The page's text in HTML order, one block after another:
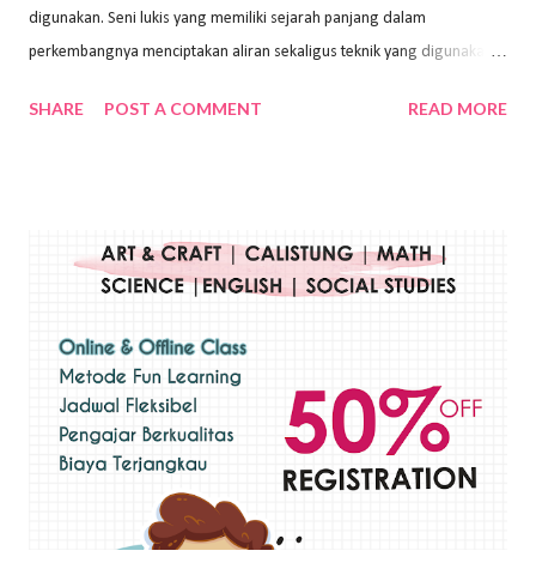
digunakan. Seni lukis yang memiliki sejarah panjang dalam
perkembangnya menciptakan aliran sekaligus teknik yang digunakan.
Wayan Kun Adnyana, teknik yang berbeda tentunya akan
menggunakan bahan dasar cat air, cat akrilik, atau cat minyak dengan
sapuan warna cat yang tebal. Dengan memberikan sapuan warna
pelukis untuk menghasilkan lukisan yang mempesona dan tentunya
bernilai tinggi. Ciri teknik plakat Ciri-ciri teknik plakat, yaitu: Sapuan
warna yang kental dan tebal. Hasil lukisan menutupi seluruh bagian
medianya Mem...
SHARE POST A COMMENT READ MORE